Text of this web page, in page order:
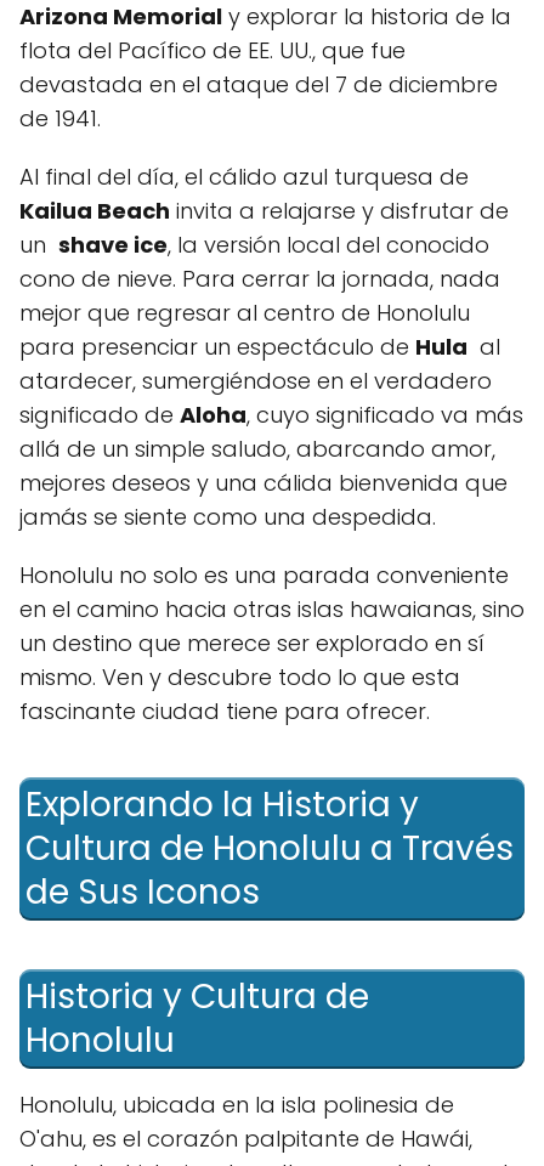
Arizona Memorial y explorar la‌ historia de la​
flota‌ del Pacífico⁣ de EE.⁤ UU., ​que fue
devastada en el ataque‍ del 7 de ⁤diciembre
de 1941.
Al final del día, el cálido azul ‍turquesa ⁢de
Kailua Beach invita a relajarse⁤ y disfrutar de
un ⁢ shave ⁤ice, ‍la versión local​ del conocido
cono de nieve. Para cerrar la jornada, nada
mejor que ⁤regresar al centro de Honolulu
para presenciar ‌un espectáculo de Hula ‍ al
atardecer, sumergiéndose en ⁣el verdadero
significado de Aloha, cuyo significado va más
allá de un simple saludo, abarcando amor,
⁢mejores deseos y una cálida bienvenida que
‍jamás se siente como ‍una‌ despedida.
Honolulu no solo es ‍una parada conveniente
en el camino hacia ‌otras islas hawaianas, sino
un destino que merece ⁢ser explorado en sí
mismo.⁢ Ven y descubre todo lo que esta
fascinante ciudad ⁢tiene para ofrecer.
Explorando ⁣la Historia y
Cultura‌ de Honolulu ​a Través
de Sus Iconos
Historia y Cultura de
Honolulu
Honolulu, ubicada en la isla polinesia de
⁣O'ahu, es el corazón palpitante de Hawái,